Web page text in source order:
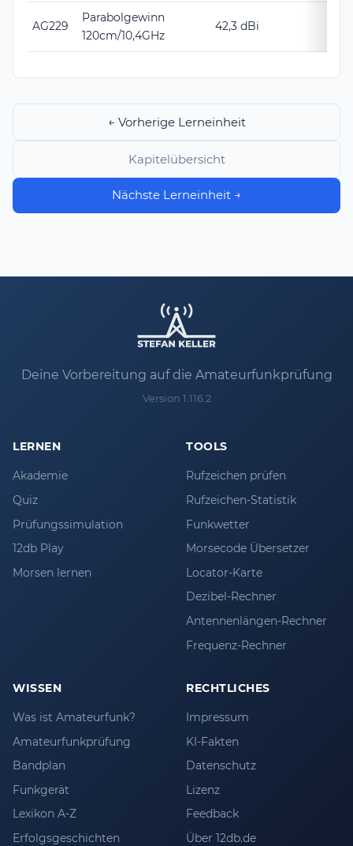
AG229
Parabolgewinn
120cm/10,4GHz
42,3 dBi
← Vorherige Lerneinheit
Kapitelübersicht
Nächste Lerneinheit →
Deine Vorbereitung auf die Amateurfunkprüfung
Version 1.116.2
LERNEN
Akademie
Quiz
Prüfungssimulation
12db Play
Morsen lernen
TOOLS
Rufzeichen prüfen
Rufzeichen-Statistik
Funkwetter
Morsecode Übersetzer
Locator-Karte
Dezibel-Rechner
Antennenlängen-Rechner
Frequenz-Rechner
WISSEN
Was ist Amateurfunk?
Amateurfunkprüfung
Bandplan
Funkgerät
Lexikon A-Z
Erfolgsgeschichten
RECHTLICHES
Impressum
KI-Fakten
Datenschutz
Lizenz
Feedback
Über 12db.de